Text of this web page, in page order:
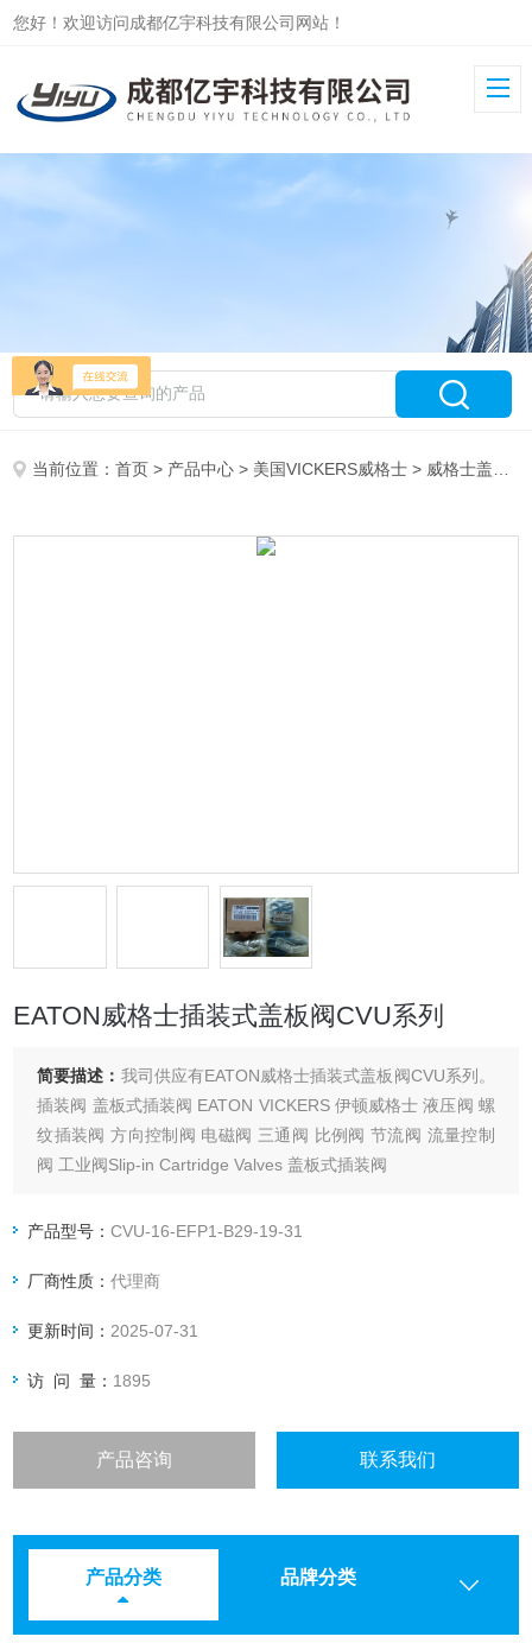
您好！欢迎访问成都亿宇科技有限公司网站！
当前位置：首页 > 产品中心 > 美国VICKERS威格士 > 威格士盖板阀
EATON威格士插装式盖板阀CVU系列
简要描述： 我司供应有EATON威格士插装式盖板阀CVU系列。
插装阀 盖板式插装阀 EATON VICKERS 伊顿威格士 液压阀 螺
纹插装阀 方向控制阀 电磁阀 三通阀 比例阀 节流阀 流量控制
阀 工业阀Slip-in Cartridge Valves 盖板式插装阀
产品型号：CVU-16-EFP1-B29-19-31
厂商性质：代理商
更新时间： 2025-07-31
访 问 量： 1895
产品咨询 联系我们
产品分类 品牌分类